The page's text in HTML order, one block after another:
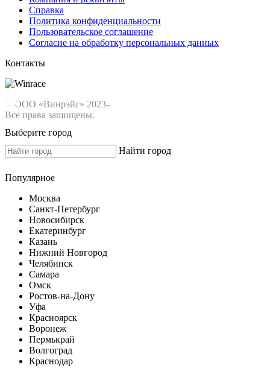
Справка
Политика конфиденциальности
Пользовательское соглашение
Согласие на обработку персональных данных
Контакты
© ООО «Винрэйс» 2023–
Все права защищены.
Выберите город
Найти город
Популярное
Москва
Санкт-Петербург
Новосибирск
Екатеринбург
Казань
Нижний Новгород
Челябинск
Самара
Омск
Ростов-на-Дону
Уфа
Красноярск
Воронеж
Пермькрай
Волгоград
Краснодар